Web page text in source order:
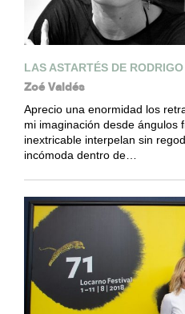
LAS ASTARTÉS DE
Zoé Valdés
Aprecio una enormidad los
mi imaginación desde ángulos
inextricable interpelan sin
incómoda dentro de…